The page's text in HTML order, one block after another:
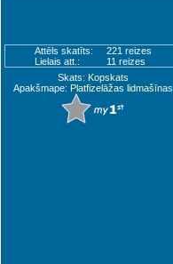
Attēls skatīts:
221 reizes
Lielais att.:
11 reizes
Skats: Kopskats
Apakšmape: Platfizelāžas lidmašīnas